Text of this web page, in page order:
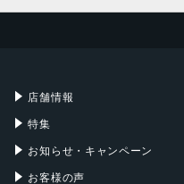
店舗情報
特集
お知らせ・キャンペーン
お客様の声